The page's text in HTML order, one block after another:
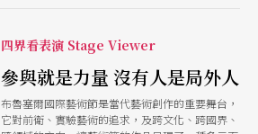
四界看表演 Stage Viewer
參與就是力量 沒有人是局外人
布魯塞爾國際藝術節是當代藝術創作的重要舞台，
它對前衛、實驗藝術的追求，及跨文化、跨國界、